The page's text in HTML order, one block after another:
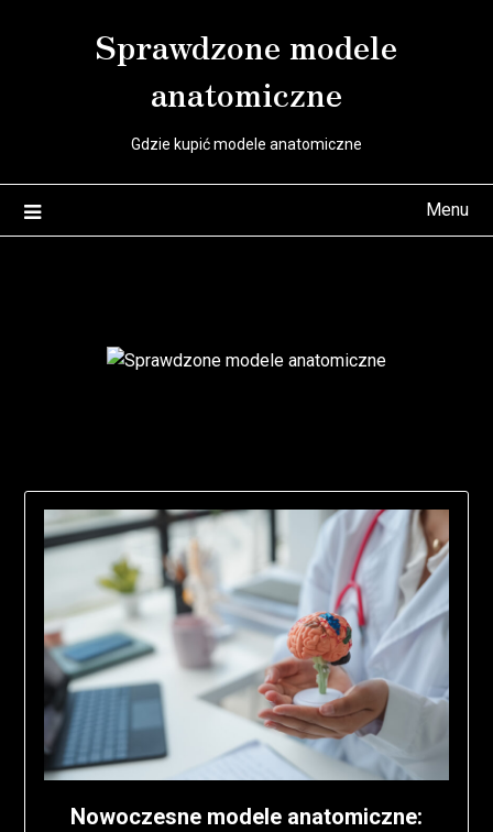
Sprawdzone modele
anatomiczne
Gdzie kupić modele anatomiczne
Menu
Nowoczesne modele anatomiczne: